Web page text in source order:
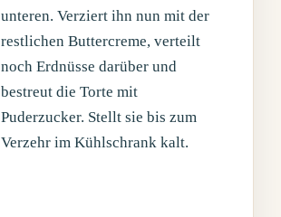
unteren. Verziert ihn nun mit der
restlichen Buttercreme, verteilt
noch Erdnüsse darüber und
bestreut die Torte mit
Puderzucker. Stellt sie bis zum
Verzehr im Kühlschrank kalt.